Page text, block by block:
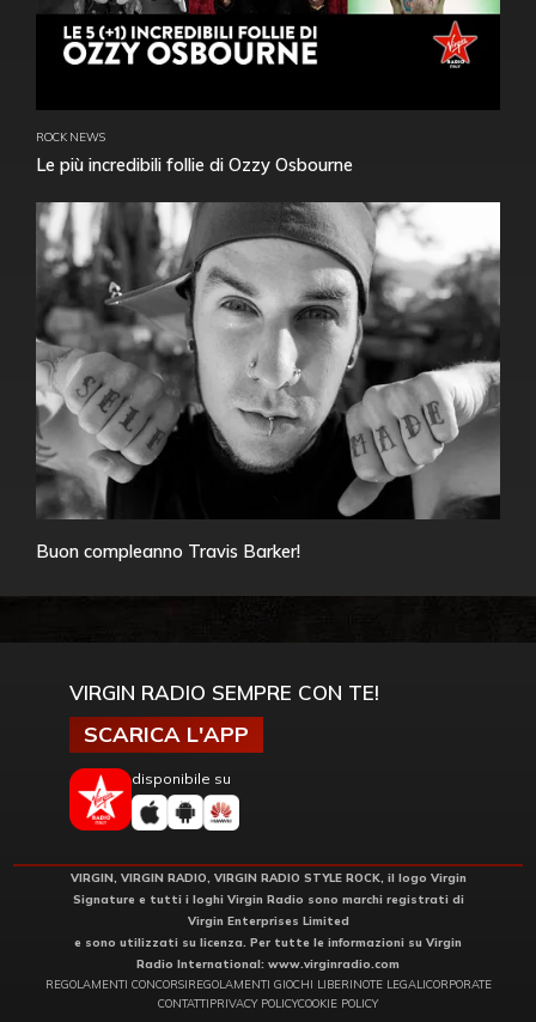
ROCK NEWS
Le più incredibili follie di Ozzy Osbourne
Buon compleanno Travis Barker!
VIRGIN RADIO SEMPRE CON TE!
SCARICA L'APP
disponibile su
VIRGIN, VIRGIN RADIO, VIRGIN RADIO STYLE ROCK, il logo Virgin
Signature e tutti i loghi Virgin Radio sono marchi registrati di
Virgin Enterprises Limited
e sono utilizzati su licenza. Per tutte le informazioni su Virgin
Radio International: www.virginradio.com
REGOLAMENTI CONCORSIREGOLAMENTI GIOCHI LIBERINOTE LEGALICORPORATE
CONTATTIPRIVACY POLICYCOOKIE POLICY